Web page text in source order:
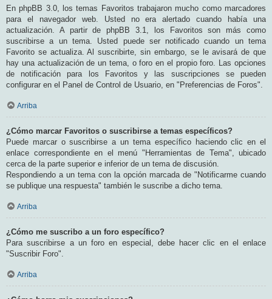
En phpBB 3.0, los temas Favoritos trabajaron mucho como marcadores
para el navegador web. Usted no era alertado cuando había una
actualización. A partir de phpBB 3.1, los Favoritos son más como
suscribirse a un tema. Usted puede ser notificado cuando un tema
Favorito se actualiza. Al suscribirte, sin embargo, se le avisará de que
hay una actualización de un tema, o foro en el propio foro. Las opciones
de notificación para los Favoritos y las suscripciones se pueden
configurar en el Panel de Control de Usuario, en "Preferencias de Foros".
Arriba
¿Cómo marcar Favoritos o suscribirse a temas específicos?
Puede marcar o suscribirse a un tema específico haciendo clic en el
enlace correspondiente en el menú "Herramientas de Tema", ubicado
cerca de la parte superior e inferior de un tema de discusión.
Respondiendo a un tema con la opción marcada de "Notificarme cuando
se publique una respuesta" también le suscribe a dicho tema.
Arriba
¿Cómo me suscribo a un foro específico?
Para suscribirse a un foro en especial, debe hacer clic en el enlace
"Suscribir Foro".
Arriba